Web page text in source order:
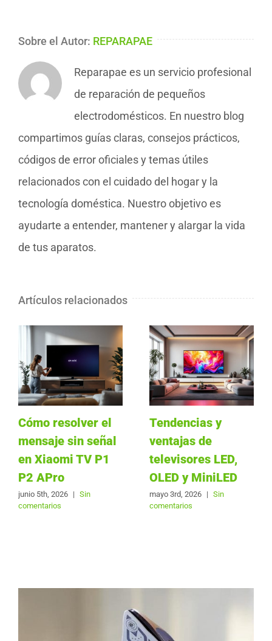
Sobre el Autor: REPARAPAE
Reparapae es un servicio profesional
de reparación de pequeños
electrodomésticos. En nuestro blog
compartimos guías claras, consejos prácticos,
códigos de error oficiales y temas útiles
relacionados con el cuidado del hogar y la
tecnología doméstica. Nuestro objetivo es
ayudarte a entender, mantener y alargar la vida
de tus aparatos.
Artículos relacionados
Cómo resolver el
mensaje sin señal
en Xiaomi TV P1
P2 APro
junio 5th, 2026 | Sin
comentarios
Tendencias y
ventajas de
televisores LED,
OLED y MiniLED
mayo 3rd, 2026 | Sin
comentarios